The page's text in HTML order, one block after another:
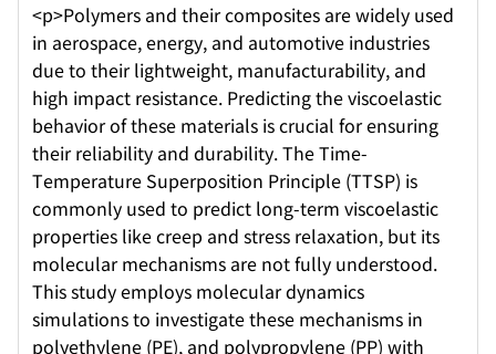
<p>Polymers and their composites are widely used
in aerospace, energy, and automotive industries
due to their lightweight, manufacturability, and
high impact resistance. Predicting the viscoelastic
behavior of these materials is crucial for ensuring
their reliability and durability. The Time-
Temperature Superposition Principle (TTSP) is
commonly used to predict long-term viscoelastic
properties like creep and stress relaxation, but its
molecular mechanisms are not fully understood.
This study employs molecular dynamics
simulations to investigate these mechanisms in
polyethylene (PE), and polypropylene (PP) with